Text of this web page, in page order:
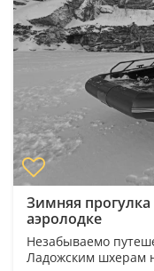
Зимняя
аэролодке
Незабываемо
Ладожским шхерам